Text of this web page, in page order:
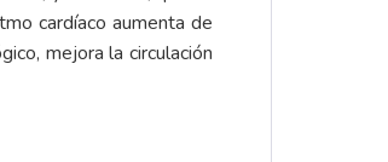
cardíaco aumenta de
mejora la circulación